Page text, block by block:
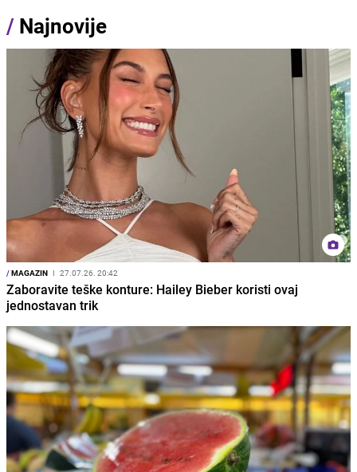
/ Najnovije
/MAGAZIN I 27.07.26. 20:42
Zaboravite teške konture: Hailey Bieber koristi ovaj
jednostavan trik